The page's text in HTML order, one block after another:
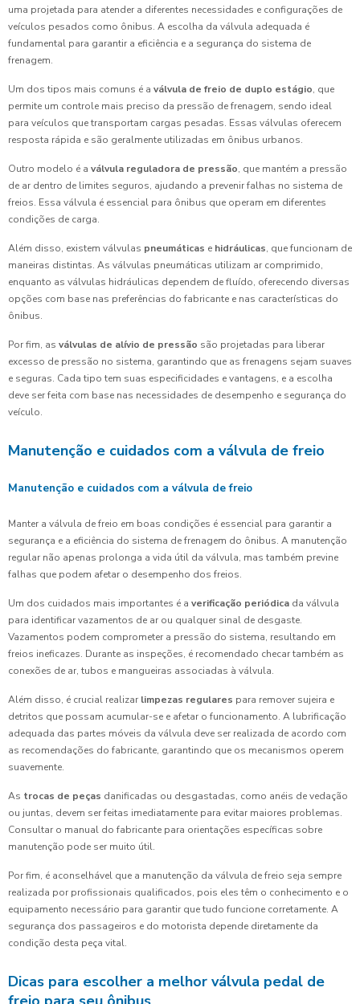
uma projetada para atender a diferentes necessidades e configurações de
veículos pesados como ônibus. A escolha da válvula adequada é
fundamental para garantir a eficiência e a segurança do sistema de
frenagem.
Um dos tipos mais comuns é a válvula de freio de duplo estágio, que
permite um controle mais preciso da pressão de frenagem, sendo ideal
para veículos que transportam cargas pesadas. Essas válvulas oferecem
resposta rápida e são geralmente utilizadas em ônibus urbanos.
Outro modelo é a válvula reguladora de pressão, que mantém a pressão
de ar dentro de limites seguros, ajudando a prevenir falhas no sistema de
freios. Essa válvula é essencial para ônibus que operam em diferentes
condições de carga.
Além disso, existem válvulas pneumáticas e hidráulicas, que funcionam de
maneiras distintas. As válvulas pneumáticas utilizam ar comprimido,
enquanto as válvulas hidráulicas dependem de fluído, oferecendo diversas
opções com base nas preferências do fabricante e nas características do
ônibus.
Por fim, as válvulas de alívio de pressão são projetadas para liberar
excesso de pressão no sistema, garantindo que as frenagens sejam suaves
e seguras. Cada tipo tem suas especificidades e vantagens, e a escolha
deve ser feita com base nas necessidades de desempenho e segurança do
veículo.
Manutenção e cuidados com a válvula de freio
Manutenção e cuidados com a válvula de freio
Manter a válvula de freio em boas condições é essencial para garantir a
segurança e a eficiência do sistema de frenagem do ônibus. A manutenção
regular não apenas prolonga a vida útil da válvula, mas também previne
falhas que podem afetar o desempenho dos freios.
Um dos cuidados mais importantes é a verificação periódica da válvula
para identificar vazamentos de ar ou qualquer sinal de desgaste.
Vazamentos podem comprometer a pressão do sistema, resultando em
freios ineficazes. Durante as inspeções, é recomendado checar também as
conexões de ar, tubos e mangueiras associadas à válvula.
Além disso, é crucial realizar limpezas regulares para remover sujeira e
detritos que possam acumular-se e afetar o funcionamento. A lubrificação
adequada das partes móveis da válvula deve ser realizada de acordo com
as recomendações do fabricante, garantindo que os mecanismos operem
suavemente.
As trocas de peças danificadas ou desgastadas, como anéis de vedação
ou juntas, devem ser feitas imediatamente para evitar maiores problemas.
Consultar o manual do fabricante para orientações específicas sobre
manutenção pode ser muito útil.
Por fim, é aconselhável que a manutenção da válvula de freio seja sempre
realizada por profissionais qualificados, pois eles têm o conhecimento e o
equipamento necessário para garantir que tudo funcione corretamente. A
segurança dos passageiros e do motorista depende diretamente da
condição desta peça vital.
Dicas para escolher a melhor válvula pedal de